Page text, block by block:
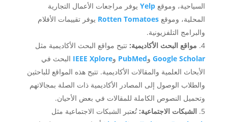
السياحية، وموقع Yelpيوفر مراجعات الأعمال التجارية
المحلية، وموقع
Rotten Tomatoes
يوفر تقييمات الأفلام
والبرامج التلفزيونية.
مواقع البحث الأكاديمية: تتيح مواقع البحث الأكاديمية مثل
Google ScholarوPubMed وIEEE Xplore البحث في
الأبحاث العلمية والمقالات الأكاديمية. تتيح هذه المواقع للباحثين
والطلاب الوصول إلى المصادر الأكاديمية ذات الصلة بمجالاتهم
وتحميل النصوص الكاملة للمقالات في بعض الأحيان.
الشبكات الاجتماعية: تُعتبر الشبكات الاجتماعية مثل